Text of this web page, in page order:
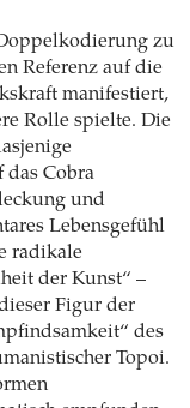
zu
Referenz auf die
manifestiert,
Rolle spielte. Die
das Cobra
und
Lebensgefühl
radikale
der Kunst“ –
Figur der
des
Topoi.